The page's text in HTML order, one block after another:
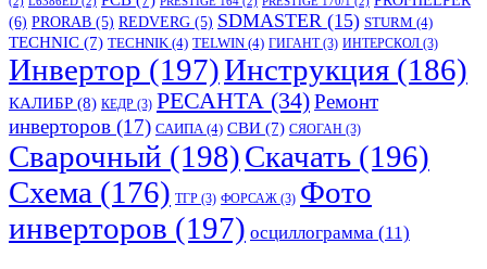
(6) PRORAB (5) REDVERG (5) SDMASTER (15) STURM (4)
TECHNIC (7) TECHNIK (4) TELWIN (4) ГИГАНТ(3) ИНТЕРСКОЛ (3)
Инвертор (197)Инструкция (186)
КАЛИБР (8) КЕДР (3) РЕСАНТА (34)Ремонт
инверторов (17) САИПА (4) СВИ (7) СЯОГАН (3)
Сварочный (198)Скачать (196)
Схема (176) ТГР (3) ФОРСАЖ (3) Фото
инверторов (197) осциллограмма (11)